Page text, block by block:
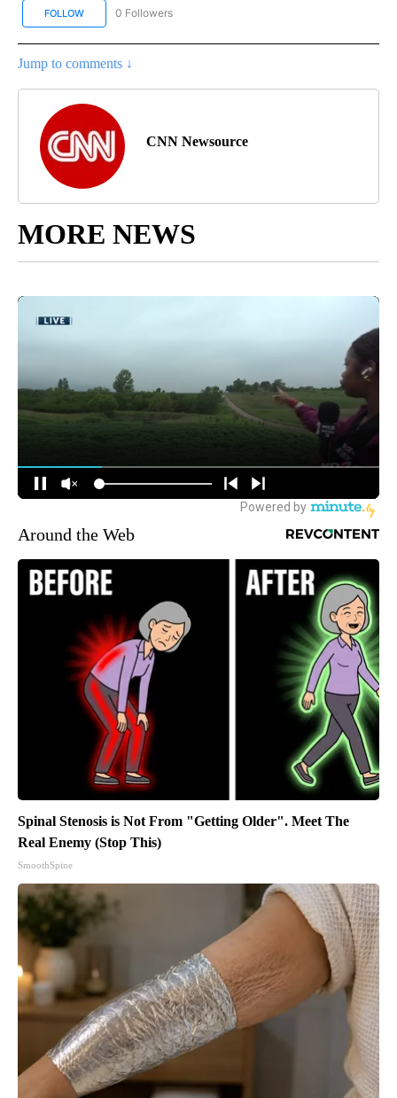
FOLLOW FOLLOW "CNN SPANISH" TO RECEIVE NOTIFICATIONS ABOUT
0 Followers
Jump to comments ↓
CNN Newsource
MORE NEWS
Around the Web
Spinal Stenosis is Not From "Getting Older". Meet The
Real Enemy (Stop This)
SmoothSpine